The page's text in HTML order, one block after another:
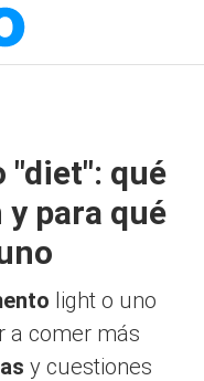
"diet": qué
para qué
light o uno
a comer más
y cuestiones